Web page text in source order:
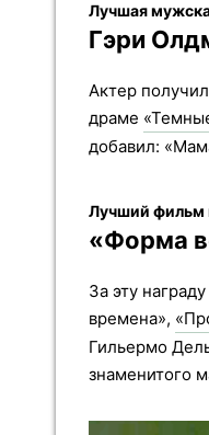
Лучшая
Гэри
Актер
драме
добавил:
Лучший фильм
«Форма
За эту
времена»,
Гильермо
знаменитого